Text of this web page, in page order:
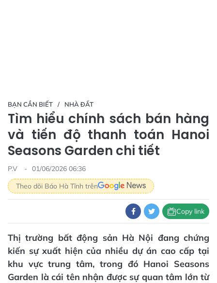
BẠN CẦN BIẾT NHÀ ĐẤT
Tìm hiểu chính sách bán hàng
và tiến độ thanh toán Hanoi
Seasons Garden chi tiết
P.V
01/06/2026 06:36
Theo dõi Báo Hà Tĩnh trên
Copy link
Thị trường bất động sản Hà Nội đang chứng
kiến sự xuất hiện của nhiều dự án cao cấp tại
khu vực trung tâm, trong đó Hanoi Seasons
Garden là cái tên nhận được sự quan tâm lớn từ